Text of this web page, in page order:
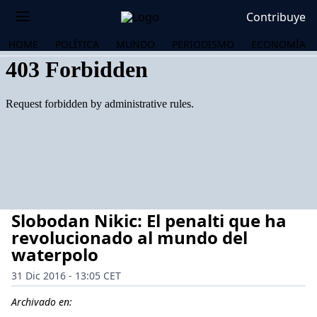
Contribuye
HOME POLÍTICA MUNDO PERIODISMO ECONOMÍA
Slobodan Nikic: El penalti que ha
revolucionado al mundo del
waterpolo
31 Dic 2016 - 13:05 CET
Archivado en: